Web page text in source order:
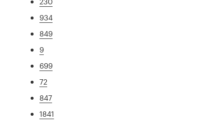
934
849
9
699
72
847
1841